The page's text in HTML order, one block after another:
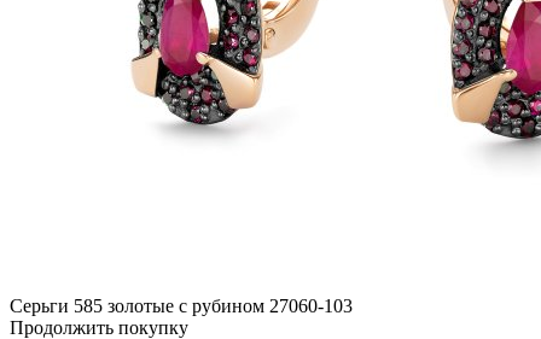
Серьги 585 золотые с рубином 27060-103
Продолжить покупку